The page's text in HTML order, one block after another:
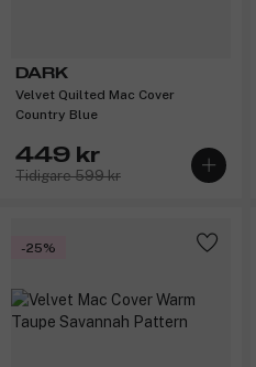
DARK
Velvet Quilted Mac Cover
Country Blue
449 kr
Tidigare 599 kr
-25%